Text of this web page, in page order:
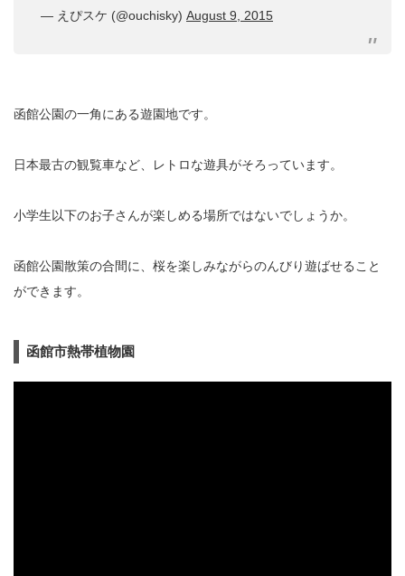
— えぴスケ (@ouchisky) August 9, 2015
函館公園の一角にある遊園地です。
日本最古の観覧車など、レトロな遊具がそろっています。
小学生以下のお子さんが楽しめる場所ではないでしょうか。
函館公園散策の合間に、桜を楽しみながらのんびり遊ばせること
ができます。
函館市熱帯植物園